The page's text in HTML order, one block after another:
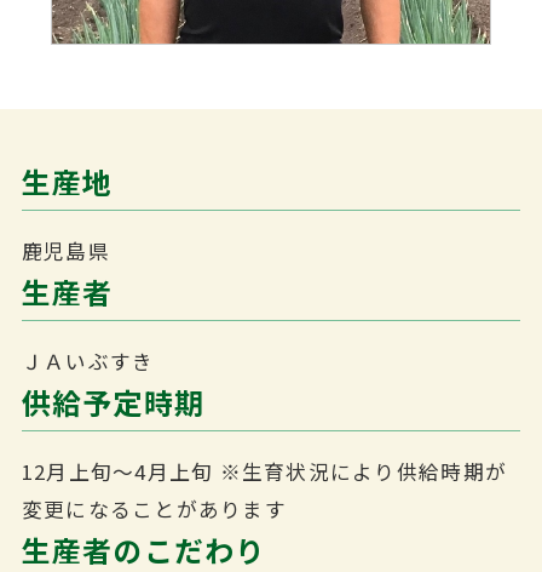
生産地
鹿児島県
生産者
ＪＡいぶすき
供給予定時期
12月上旬～4月上旬 ※生育状況により供給時期が
変更になることがあります
生産者のこだわり